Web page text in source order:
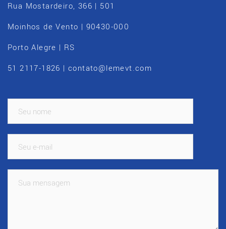
Rua Mostardeiro, 366 | 501
Moinhos de Vento | 90430-000
Porto Alegre | RS
51 2117-1826 | contato@lemevt.com